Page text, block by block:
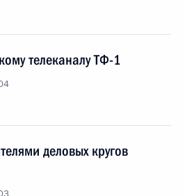
телеканалу ТФ-1
деловых кругов